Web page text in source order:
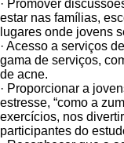
· Promover
estar nas famílias,
lugares onde jovens
· Acesso a serviços
gama de serviços,
de acne.
· Proporcionar a
estresse, “como a
exercícios, nos
participantes do